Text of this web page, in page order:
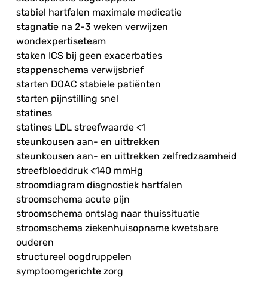
stabiel hartfalen maximale medicatie
stagnatie na 2-3 weken verwijzen
wondexpertiseteam
staken ICS bij geen exacerbaties
stappenschema verwijsbrief
starten DOAC stabiele patiënten
starten pijnstilling snel
statines
statines LDL streefwaarde <1
steunkousen aan- en uittrekken
steunkousen aan- en uittrekken zelfredzaamheid
streefbloeddruk <140 mmHg
stroomdiagram diagnostiek hartfalen
stroomschema acute pijn
stroomschema ontslag naar thuissituatie
stroomschema ziekenhuisopname kwetsbare
ouderen
structureel oogdruppelen
symptoomgerichte zorg